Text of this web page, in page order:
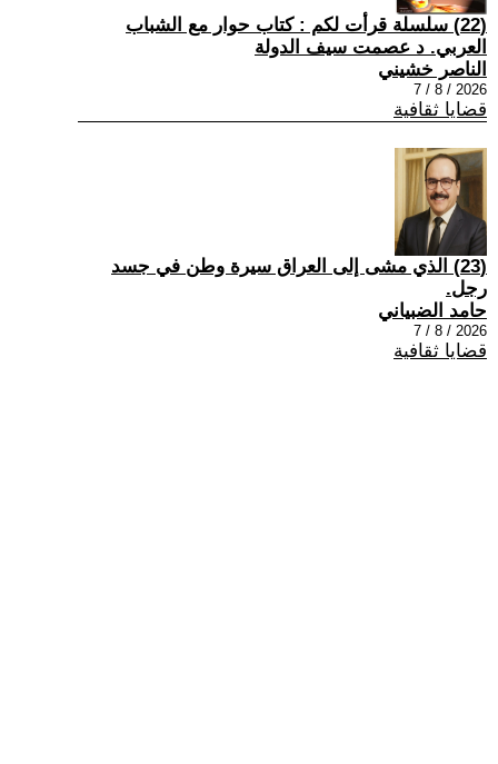
(22) سلسلة قرأت لكم : كتاب حوار مع الشباب
العربي. د عصمت سيف الدولة
الناصر خشيني
2026 / 8 / 7
قضايا ثقافية
(23) الذي مشى إلى العراق سيرة وطن في جسد
رجل.
حامد الضبياني
2026 / 8 / 7
قضايا ثقافية